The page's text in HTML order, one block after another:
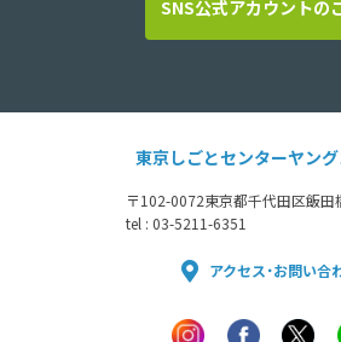
SNS公式アカウントの
東京しごとセンターヤン
〒102-0072東京都千代田区飯田
tel : 03-5211-6351
アクセス・お問い合